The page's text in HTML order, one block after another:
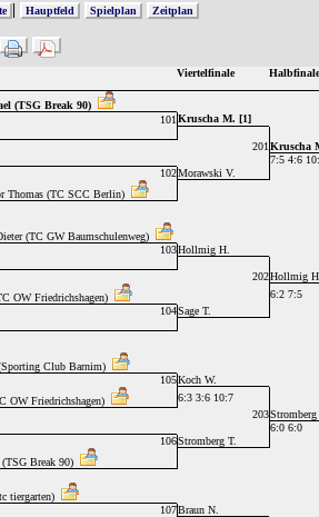
Hauptfeld Spielplan Zeitplan
Viertelfinale Halbfinale
(TSG Break 90)
101 Kruscha M. [1]
201 Kruscha
7:5 4:6
102Morawski V.
Thomas (TC SCC Berlin)
(TC GW Baumschulenweg)
103Hollmig H.
202Hollmig
OW Friedrichshagen)
6:2 7:5
104Sage T.
Club Barnim)
105Koch W.
OW Friedrichshagen)
6:3 3:6 10:7
203Stromberg
6:0 6:0
106Stromberg T.
Break 90)
tiergarten)
107Braun N.